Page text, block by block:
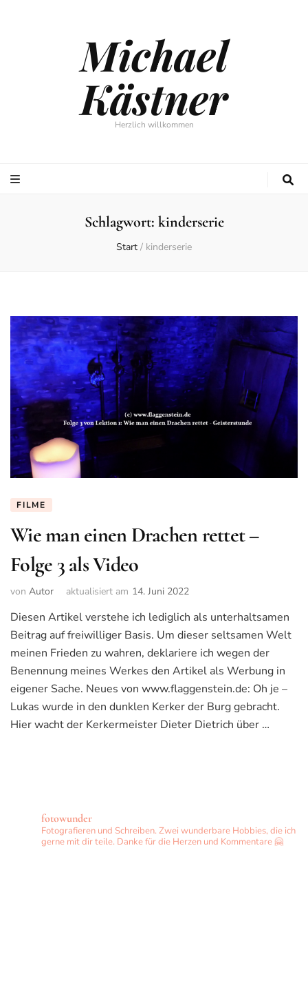
Michael
Kästner
Herzlich willkommen
Schlagwort: kinderserie
Start / kinderserie
FILME
Wie man einen Drachen rettet –
Folge 3 als Video
von Autor aktualisiert am 14. Juni 2022
Diesen Artikel verstehe ich lediglich als unterhaltsamen
Beitrag auf freiwilliger Basis. Um dieser seltsamen Welt
meinen Frieden zu wahren, deklariere ich wegen der
Benennung meines Werkes den Artikel als Werbung in
eigener Sache. Neues von www.flaggenstein.de: Oh je –
Lukas wurde in den dunklen Kerker der Burg gebracht.
Hier wacht der Kerkermeister Dieter Dietrich über …
fotowunder
Fotografieren und Schreiben. Zwei wunderbare Hobbies, die ich
gerne mit dir teile. Danke für die Herzen und Kommentare 🤗